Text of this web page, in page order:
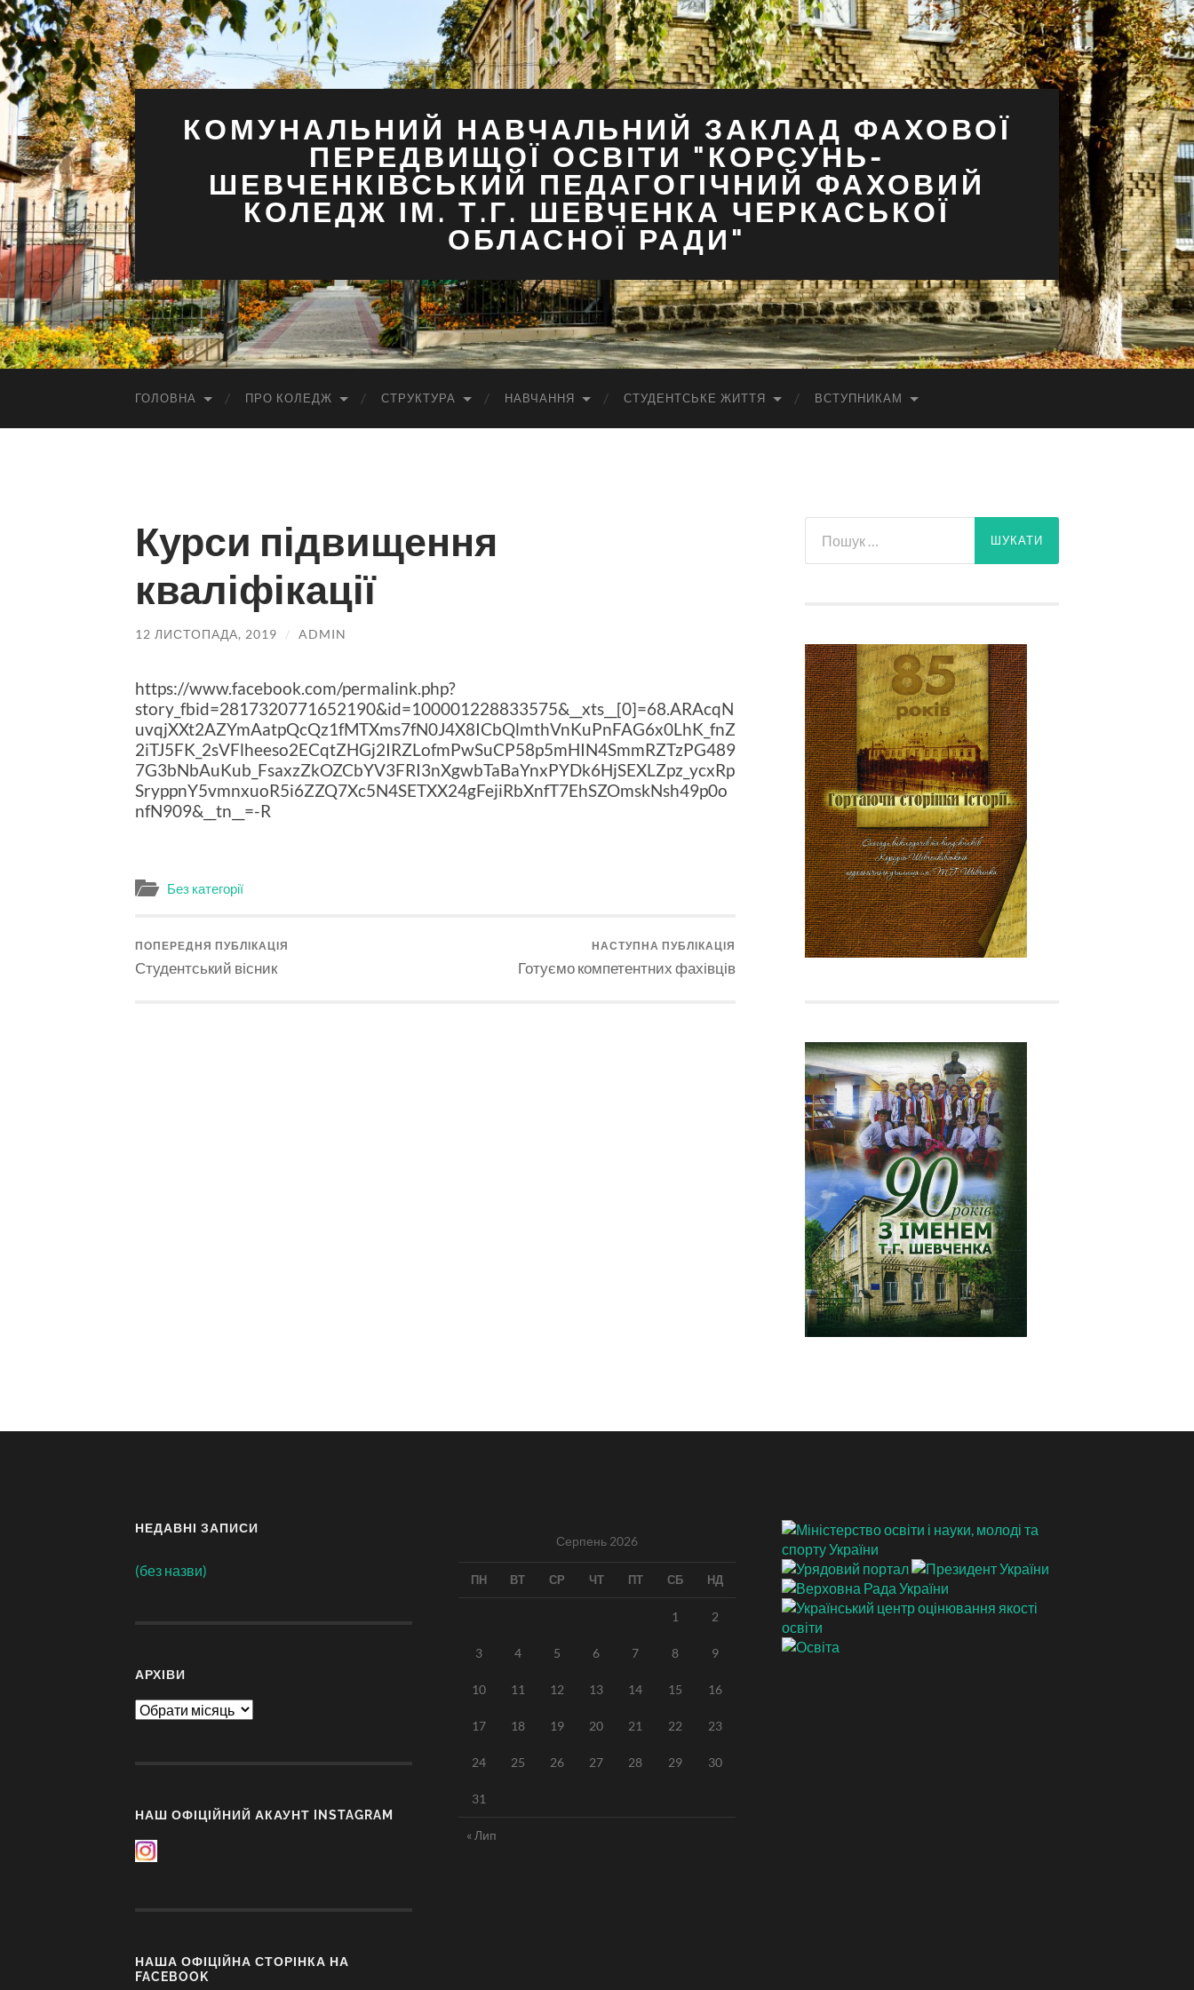
КОМУНАЛЬНИЙ НАВЧАЛЬНИЙ ЗАКЛАД ФАХОВОЇ
ПЕРЕДВИЩОЇ ОСВІТИ "КОРСУНЬ-
ШЕВЧЕНКІВСЬКИЙ ПЕДАГОГІЧНИЙ ФАХОВИЙ
КОЛЕДЖ ІМ. Т.Г. ШЕВЧЕНКА ЧЕРКАСЬКОЇ
ОБЛАСНОЇ РАДИ"
ГОЛОВНА ПРО КОЛЕДЖ СТРУКТУРА НАВЧАННЯ СТУДЕНТСЬКЕ ЖИТТЯ ВСТУПНИКАМ
Курси підвищення
кваліфікації
12 ЛИСТОПАДА, 2019 / ADMIN
https://www.facebook.com/permalink.php?
story_fbid=2817320771652190&id=100001228833575&__xts__[0]=68.ARAcqN
uvqjXXt2AZYmAatpQcQz1fMTXms7fN0J4X8ICbQlmthVnKuPnFAG6x0LhK_fnZ
2iTJ5FK_2sVFlheeso2ECqtZHGj2IRZLofmPwSuCP58p5mHIN4SmmRZTzPG489
7G3bNbAuKub_FsaxzZkOZCbYV3FRI3nXgwbTaBaYnxPYDk6HjSEXLZpz_ycxRp
SryppnY5vmnxuoR5i6ZZQ7Xc5N4SETXX24gFejiRbXnfT7EhSZOmskNsh49p0o
nfN909&__tn__=-R
Без категорії
ПОПЕРЕДНЯ ПУБЛІКАЦІЯ
Студентський вісник
НАСТУПНА ПУБЛІКАЦІЯ
Готуємо компетентних фахівців
НЕДАВНІ ЗАПИСИ
(без назви)
АРХІВИ
Архіви
НАШ ОФІЦІЙНИЙ АКАУНТ INSTAGRAM
НАША ОФІЦІЙНА СТОРІНКА НА
FACEBOOK
Серпень 2026
ПН ВТ СР ЧТ ПТ СБ НД
1 2
3 4 5 6 7 8 9
10 11 12 13 14 15 16
17 18 19 20 21 22 23
24 25 26 27 28 29 30
31
« Лип